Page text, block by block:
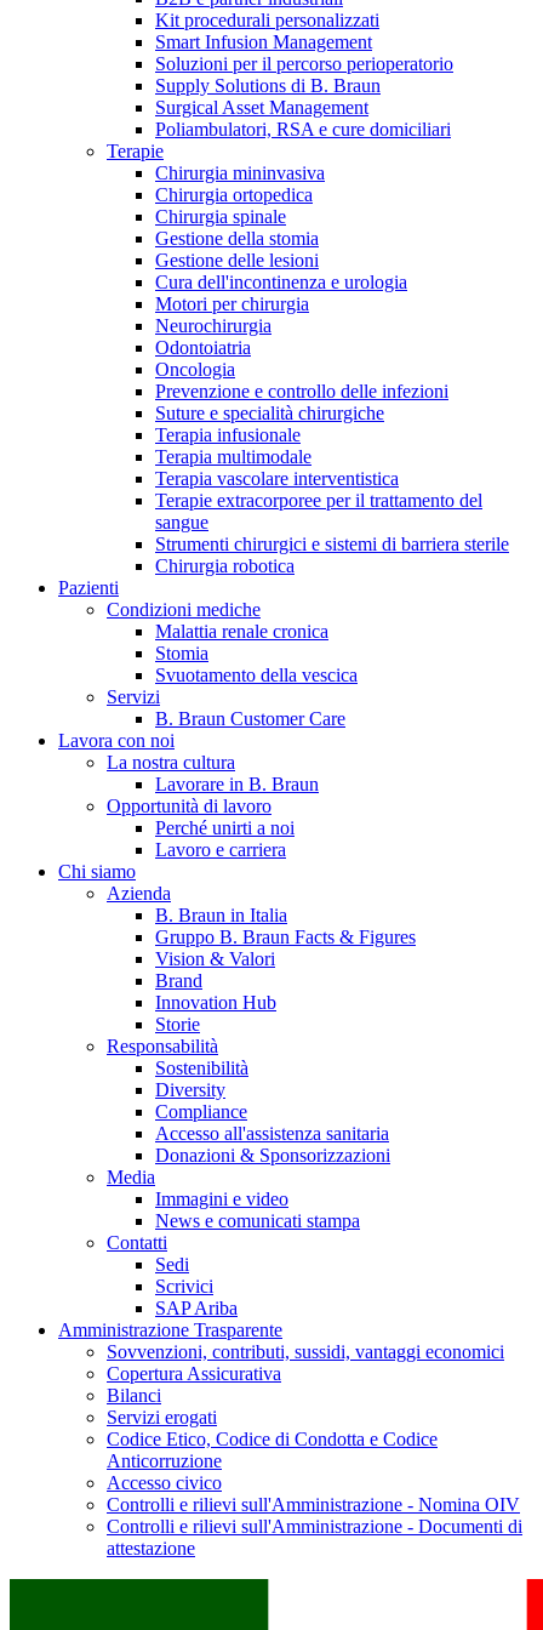
Catalogo prodotti
Trova il prodotto che stai cercando. Visita il catalogo B.
Braun con il nostro portfolio completo.
Hai domande o richieste? Scrivici per entrare subito in
contatto con un nostro referente.
B. Braun in Italia
Scopri chi siamo ed entra nel mondo di B. Braun in Italia: 4
sedi, 4 aziende, più di 700 dipendenti e un Centro di
Eccellenza a livello globale.
Kit procedurali personalizzati
Smart Infusion Management
Soluzioni per il percorso perioperatorio
Supply Solutions di B. Braun
Surgical Asset Management
Poliambulatori, RSA e cure domiciliari
Terapie
Chirurgia mininvasiva
Chirurgia ortopedica
Chirurgia spinale
Gestione della stomia
Gestione delle lesioni
Cura dell'incontinenza e urologia
Motori per chirurgia
Neurochirurgia
Odontoiatria
Oncologia
Prevenzione e controllo delle infezioni
Suture e specialità chirurgiche
Terapia infusionale
Terapia multimodale
Terapia vascolare interventistica
Terapie extracorporee per il trattamento del
sangue
Strumenti chirurgici e sistemi di barriera sterile
Chirurgia robotica
Pazienti
Condizioni mediche
Malattia renale cronica
Stomia
Svuotamento della vescica
Servizi
B. Braun Customer Care
Lavora con noi
La nostra cultura
Lavorare in B. Braun
Opportunità di lavoro
Perché unirti a noi
Lavoro e carriera
Chi siamo
Azienda
B. Braun in Italia
Gruppo B. Braun Facts & Figures
Vision & Valori
Brand
Innovation Hub
Storie
Responsabilità
Sostenibilità
Diversity
Compliance
Accesso all'assistenza sanitaria
Donazioni & Sponsorizzazioni
Media
Immagini e video
News e comunicati stampa
Contatti
Sedi
Scrivici
SAP Ariba
Amministrazione Trasparente
Sovvenzioni, contributi, sussidi, vantaggi economici
Copertura Assicurativa
Bilanci
Servizi erogati
Codice Etico, Codice di Condotta e Codice
Anticorruzione
Accesso civico
Controlli e rilievi sull'Amministrazione - Nomina OIV
Controlli e rilievi sull'Amministrazione - Documenti di
attestazione